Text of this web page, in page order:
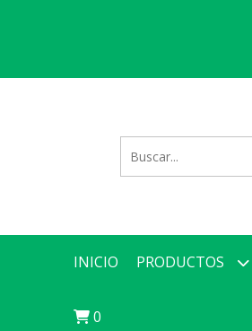
INICIO PRODUCTOS
0